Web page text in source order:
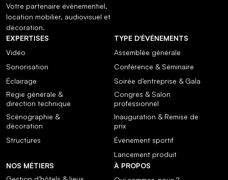
Votre partenaire évènementiel,
location mobilier, audiovisuel et
décoration.
EXPERTISES
Vidéo
Sonorisation
Éclairage
Régie générale &
direction technique
Scénographie &
décoration
Structures
TYPE D'ÉVÉNEMENTS
Assemblée générale
Conférence & Séminaire
Soirée d’entreprise & Gala
Congrès & Salon
professionnel
Inauguration & Remise de
prix
Événement sportif
Lancement produit
NOS MÉTIERS
À PROPOS